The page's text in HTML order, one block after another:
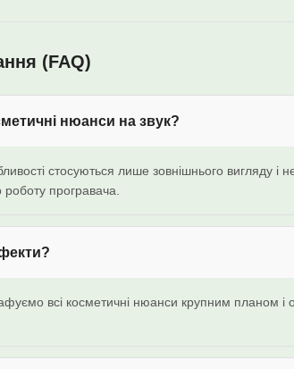
(FAQ)
нюанси на звук?
стосуються лише зовнішнього вигляду і
роботу програвача.
всі косметичні нюанси крупним планом і